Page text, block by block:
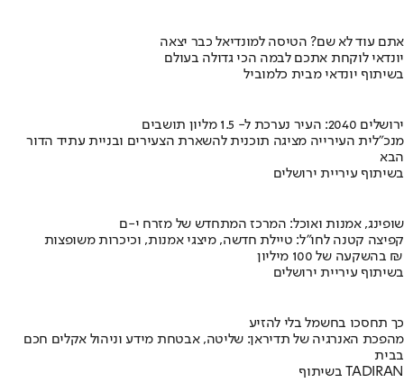
אתם עוד לא שם? הטיסה למונדיאל כבר יצאה
יונדאי לוקחת אתכם לבמה הכי גדולה בעולם
בשיתוף יונדאי מבית כלמוביל
ירושלים 2040: העיר נערכת ל- 1.5 מליון תושבים
מנכ"לית העירייה מציגה תוכנית להשארת הצעירים ובניית עתיד הדור
הבא
בשיתוף עיריית ירושלים
שופינג, אמנות ואוכל: המרכז המתחדש של מזרח י-ם
קפיצה קטנה לחו"ל: טיילת חדשה, מיצגי אמנות, וכיכרות משופצות
בהשקעה של 100 מיליון ₪
בשיתוף עיריית ירושלים
כך תחסכו בחשמל בלי להזיע
מהפכת האנרגיה של תדיראן: שליטה, אבטחת מידע וניהול אקלים חכם
בבית
בשיתוף TADIRAN